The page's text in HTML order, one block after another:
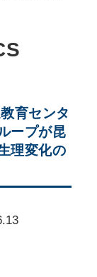
育センタ
ープが昆
理変化の